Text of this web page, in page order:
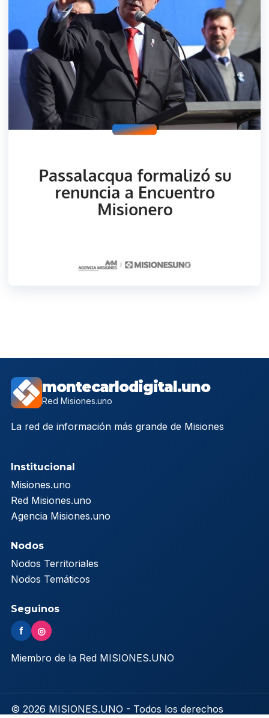
montecarlodigital.uno
Red Misiones.uno
La red de información más grande de Misiones
Institucional
Misiones.uno
Red Misiones.uno
Agencia Misiones.uno
Nodos
Nodos Territoriales
Nodos Temáticos
Seguinos
f ◎
Miembro de la Red MISIONES.UNO
© 2026 MISIONES.UNO - Todos los derechos